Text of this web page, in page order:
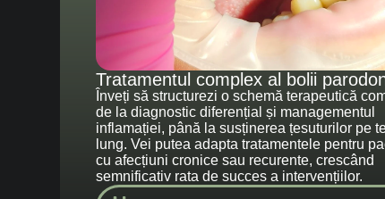
Tratamentul complex al bolii
Înveți să structurezi o schemă terapeutică
de la diagnostic diferențial și managementul
inflamației, până la susținerea țesuturilor pe
lung. Vei putea adapta tratamentele pentru
cu afecțiuni cronice sau recurente, crescând
semnificativ rata de succes a intervențiilor.